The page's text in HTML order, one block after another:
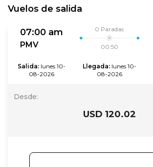
Vuelos de salida
07:00 am
PMV
0 Paradas
00:50
Salida: lunes 10-
08-2026
Llegada: lunes 10-
08-2026
Desde:
USD 120.02